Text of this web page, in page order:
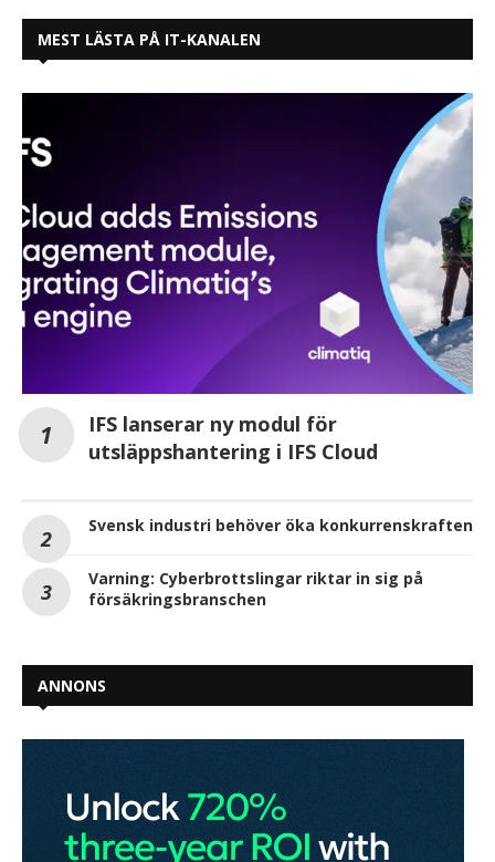
MEST LÄSTA PÅ IT-KANALEN
IFS lanserar ny modul för
utsläppshantering i IFS Cloud
Svensk industri behöver öka konkurrenskraften
Varning: Cyberbrottslingar riktar in sig på
försäkringsbranschen
ANNONS